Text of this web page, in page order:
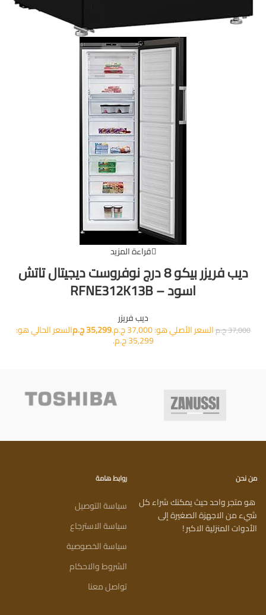
قراءة المزيد
ديب فريزر بيكو 8 درج نوفروست ديجيتال تاتش
اسود – RFNE312K13B
ديب فريزر
37,000ج.مالسعر الأصلي هو: 37,000 ج.م. 35,299ج.مالسعر الحالي هو:
35,299 ج.م.
من نحن
هو متجر واحد حيث يمكنك شراء كل
شيء من الاجهزة الصغيرة إلى
الأدوات المنزلية الاكبر !
روابط هامة
سياسة التوصيل
سياسة الاسترجاع
سياسة الخصوصية
الشروط والاحكام
تواصل معنا